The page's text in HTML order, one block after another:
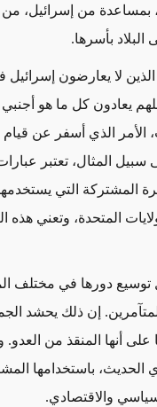
من إسرائيل، من
بأسرها.
الذين لا يعارضون
يعادون كل ما هو أجنبي
الأمر الذي أسفر عن
سبيل المثال، تعتبر
المشتركة التي
المتحدة، وتعني هذه
دورها في مختلف
إن ذلك يحشد
أنها المنقذ من العدو.
باستخدامها
والاقتصادي.